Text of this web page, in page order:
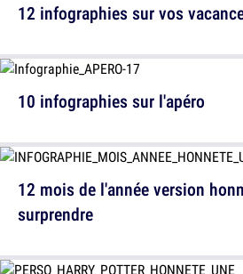
12 infographies sur vos
12 mois de l'année version
surprendre
10 infographies sur l'apéro